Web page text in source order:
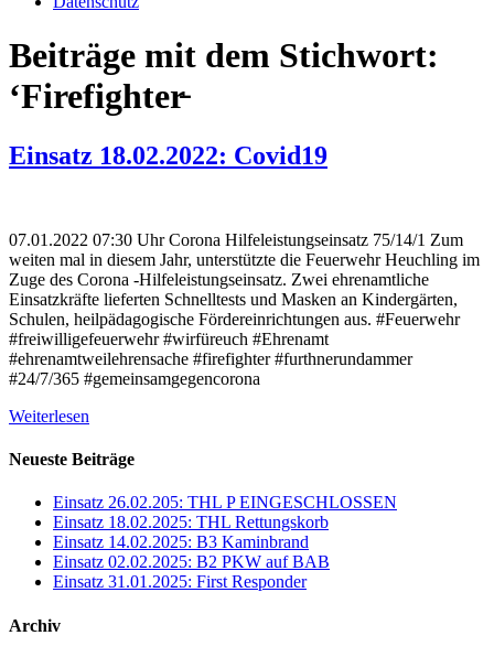
Beiträge mit dem Stichwort:
‘Firefighter̵
Einsatz 18.02.2022: Covid19
07.01.2022 07:30 Uhr Corona Hilfeleistungseinsatz 75/14/1 Zum
weiten mal in diesem Jahr, unterstützte die Feuerwehr Heuchling im
Zuge des Corona -Hilfeleistungseinsatz. Zwei ehrenamtliche
Einsatzkräfte lieferten Schnelltests und Masken an Kindergärten,
Schulen, heilpädagogische Fördereinrichtungen aus. #Feuerwehr
#freiwilligefeuerwehr #wirfüreuch #Ehrenamt
#ehrenamtweilehrensache #firefighter #furthnerundammer
#24/7/365 #gemeinsamgegencorona
Weiterlesen
Neueste Beiträge
Einsatz 26.02.205: THL P EINGESCHLOSSEN
Einsatz 18.02.2025: THL Rettungskorb
Einsatz 14.02.2025: B3 Kaminbrand
Einsatz 02.02.2025: B2 PKW auf BAB
Einsatz 31.01.2025: First Responder
Archiv